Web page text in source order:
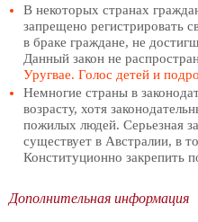
В некоторых странах
запрещено регистрировать
в браке граждане, не
Данный закон не
Уругвае. Голос детей и
Немногие страны в
возрасту, хотя
пожилых людей. Серьезная
существует в Австралии, в
Конституционно закрепить
Дополнительная информация